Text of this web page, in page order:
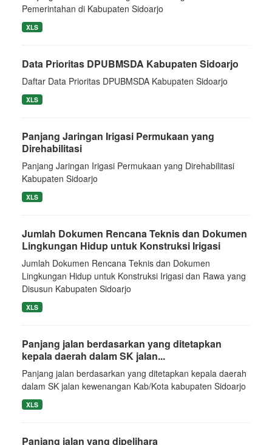
Pemerintahan di Kabupaten Sidoarjo
XLS
Data Prioritas DPUBMSDA Kabupaten Sidoarjo
Daftar Data Prioritas DPUBMSDA Kabupaten Sidoarjo
XLS
Panjang Jaringan Irigasi Permukaan yang
Direhabilitasi
Panjang Jaringan Irigasi Permukaan yang Direhabilitasi
Kabupaten Sidoarjo
XLS
Jumlah Dokumen Rencana Teknis dan Dokumen
Lingkungan Hidup untuk Konstruksi Irigasi
Jumlah Dokumen Rencana Teknis dan Dokumen
Lingkungan Hidup untuk Konstruksi Irigasi dan Rawa yang
Disusun Kabupaten Sidoarjo
XLS
Panjang jalan berdasarkan yang ditetapkan
kepala daerah dalam SK jalan...
Panjang jalan berdasarkan yang ditetapkan kepala daerah
dalam SK jalan kewenangan Kab/Kota kabupaten Sidoarjo
XLS
Panjang jalan yang dipelihara